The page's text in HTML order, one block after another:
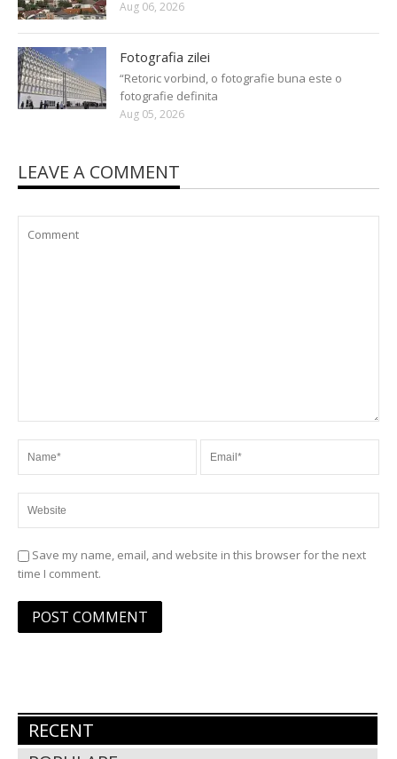
Aug 06, 2026
Fotografia zilei
“Retoric vorbind, o fotografie buna este o
fotografie definita
Aug 05, 2026
LEAVE A COMMENT
Save my name, email, and website in this browser for the next
time I comment.
RECENT